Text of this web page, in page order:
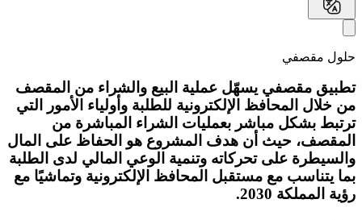
حلول مقصفي
تطبيق مقصفي يسهّل عملية البيع والشراء من المقصف
من خلال المحافظ الإلكترونية للطلبة وأولياء الأمور التي
ترتبط بشكل مباشر بعمليات الشراء المباشرة من
المقصف، حيث أن هدف المشروع هو الحفاظ على المال
والسيطرة على تحركاته وتنمية الوعي المالي لدى الطلبة
بما يتناسب مع مستقبل المحافظ الإلكترونية وتماشيًا مع
رؤية المملكة 2030.